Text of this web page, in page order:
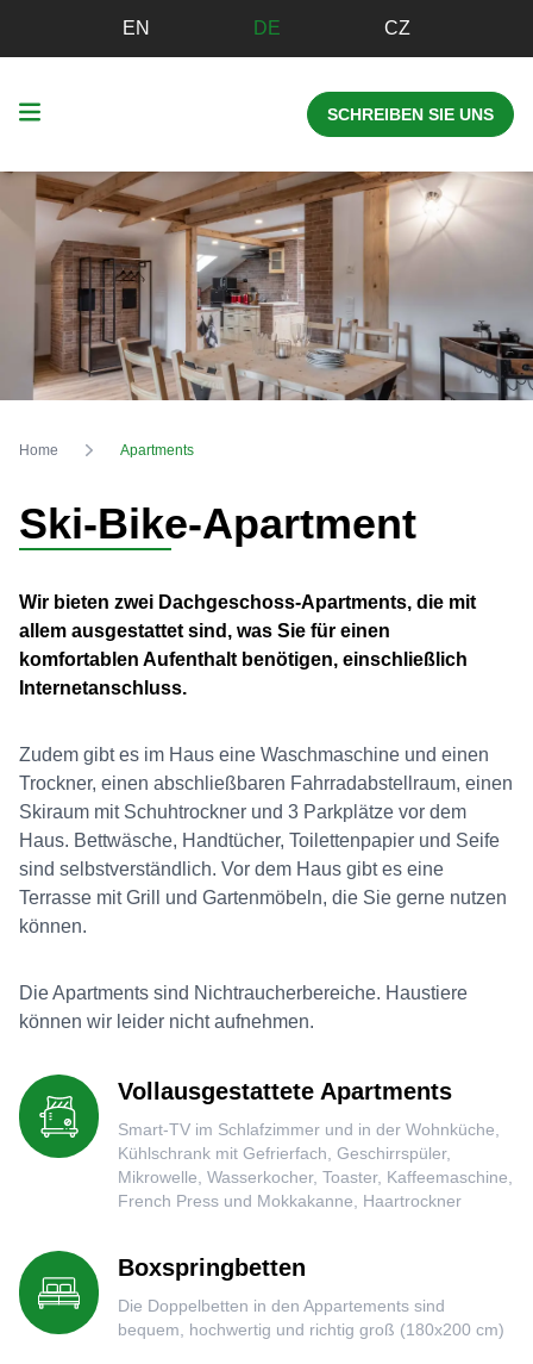
EN DE CZ
SCHREIBEN SIE UNS
Home Apartments
Ski-Bike-Apartment
Wir bieten zwei Dachgeschoss-Apartments, die mit
allem ausgestattet sind, was Sie für einen
komfortablen Aufenthalt benötigen, einschließlich
Internetanschluss.
Zudem gibt es im Haus eine Waschmaschine und einen
Trockner, einen abschließbaren Fahrradabstellraum, einen
Skiraum mit Schuhtrockner und 3 Parkplätze vor dem
Haus. Bettwäsche, Handtücher, Toilettenpapier und Seife
sind selbstverständlich. Vor dem Haus gibt es eine
Terrasse mit Grill und Gartenmöbeln, die Sie gerne nutzen
können.
Die Apartments sind Nichtraucherbereiche. Haustiere
können wir leider nicht aufnehmen.
Vollausgestattete Apartments
Smart-TV im Schlafzimmer und in der Wohnküche,
Kühlschrank mit Gefrierfach, Geschirrspüler,
Mikrowelle, Wasserkocher, Toaster, Kaffeemaschine,
French Press und Mokkakanne, Haartrockner
Boxspringbetten
Die Doppelbetten in den Appartements sind
bequem, hochwertig und richtig groß (180x200 cm)